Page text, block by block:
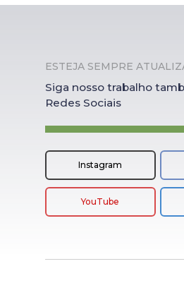
ESTEJA SEMPRE
Siga nosso trabalho
Redes Sociais
Instagram
YouTube